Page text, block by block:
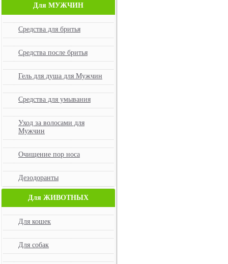
Для МУЖЧИН
Средства для бритья
Средства после бритья
Гель для душа для Мужчин
Средства для умывания
Уход за волосами для
Мужчин
Очищение пор носа
Дезодоранты
Для ЖИВОТНЫХ
Для кошек
Для собак